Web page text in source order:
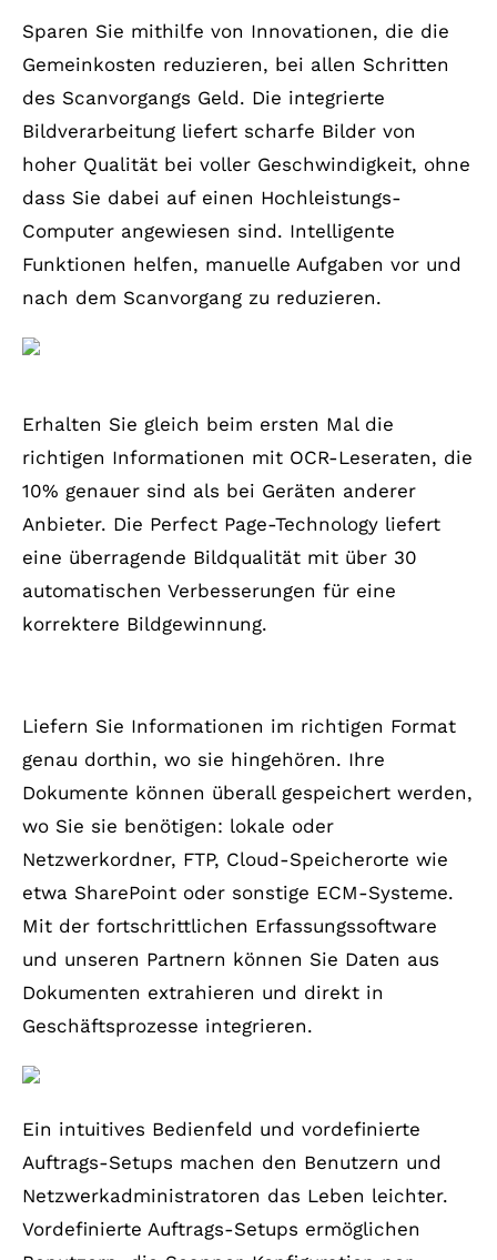
Sparen Sie mithilfe von Innovationen, die die
Gemeinkosten reduzieren, bei allen Schritten
des Scanvorgangs Geld. Die integrierte
Bildverarbeitung liefert scharfe Bilder von
hoher Qualität bei voller Geschwindigkeit, ohne
dass Sie dabei auf einen Hochleistungs-
Computer angewiesen sind. Intelligente
Funktionen helfen, manuelle Aufgaben vor und
nach dem Scanvorgang zu reduzieren.
Erhalten Sie gleich beim ersten Mal die
richtigen Informationen mit OCR-Leseraten, die
10% genauer sind als bei Geräten anderer
Anbieter. Die Perfect Page-Technology liefert
eine überragende Bildqualität mit über 30
automatischen Verbesserungen für eine
korrektere Bildgewinnung.
Liefern Sie Informationen im richtigen Format
genau dorthin, wo sie hingehören. Ihre
Dokumente können überall gespeichert werden,
wo Sie sie benötigen: lokale oder
Netzwerkordner, FTP, Cloud-Speicherorte wie
etwa SharePoint oder sonstige ECM-Systeme.
Mit der fortschrittlichen Erfassungssoftware
und unseren Partnern können Sie Daten aus
Dokumenten extrahieren und direkt in
Geschäftsprozesse integrieren.
Ein intuitives Bedienfeld und vordefinierte
Auftrags-Setups machen den Benutzern und
Netzwerkadministratoren das Leben leichter.
Vordefinierte Auftrags-Setups ermöglichen